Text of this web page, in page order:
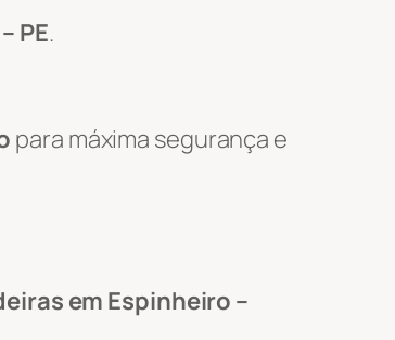
PE.
para máxima segurança e
em Espinheiro –